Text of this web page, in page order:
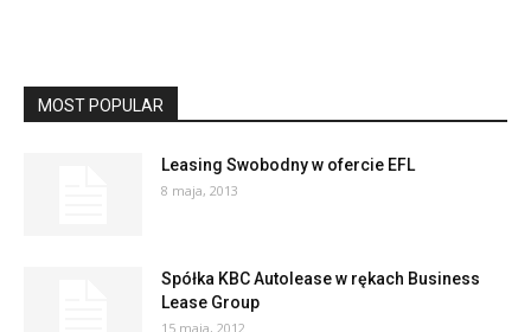
MOST POPULAR
Leasing Swobodny w ofercie EFL
8 maja, 2013
Spółka KBC Autolease w rękach Business
Lease Group
15 maja, 2012